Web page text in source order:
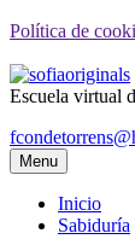
Política de
Escuela virtual
Menu
Inicio
Sabiduría